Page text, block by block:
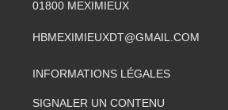
01800 MEXIMIEUX
HBMEXIMIEUXDT@GMAIL.COM
INFORMATIONS LÉGALES
SIGNALER UN CONTENU